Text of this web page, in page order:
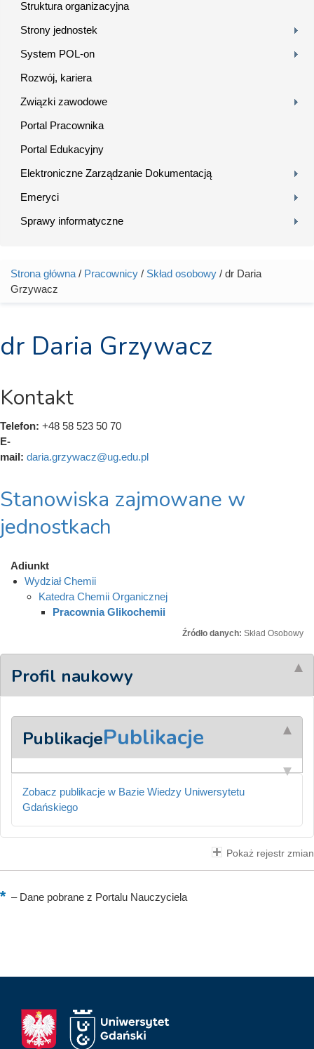
Struktura organizacyjna
Strony jednostek
System POL-on
Rozwój, kariera
Związki zawodowe
Portal Pracownika
Portal Edukacyjny
Elektroniczne Zarządzanie Dokumentacją
Emeryci
Sprawy informatyczne
Jesteś tutaj
Strona główna / Pracownicy / Skład osobowy / dr Daria
Grzywacz
dr Daria Grzywacz
Kontakt
Telefon: +48 58 523 50 70
E-
mail: daria.grzywacz@ug.edu.pl
Stanowiska zajmowane w
jednostkach
Adiunkt
Wydział Chemii
Katedra Chemii Organicznej
Pracownia Glikochemii
Źródło danych: Skład Osobowy
Profil naukowy
PublikacjePublikacje
Zobacz publikacje w Bazie Wiedzy Uniwersytetu
Gdańskiego
Pokaż rejestr zmian
–Dane pobrane z Portalu Nauczyciela